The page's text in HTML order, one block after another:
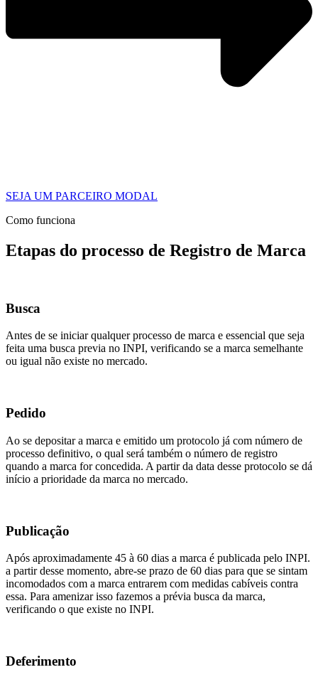
SEJA UM PARCEIRO MODAL
Como funciona
Etapas do processo de Registro de Marca
Busca
Antes de se iniciar qualquer processo de marca e essencial que seja
feita uma busca previa no INPI, verificando se a marca semelhante
ou igual não existe no mercado.
Pedido
Ao se depositar a marca e emitido um protocolo já com número de
processo definitivo, o qual será também o número de registro
quando a marca for concedida. A partir da data desse protocolo se dá
início a prioridade da marca no mercado.
Publicação
Após aproximadamente 45 à 60 dias a marca é publicada pelo INPI.
a partir desse momento, abre-se prazo de 60 dias para que se sintam
incomodados com a marca entrarem com medidas cabíveis contra
essa. Para amenizar isso fazemos a prévia busca da marca,
verificando o que existe no INPI.
Deferimento